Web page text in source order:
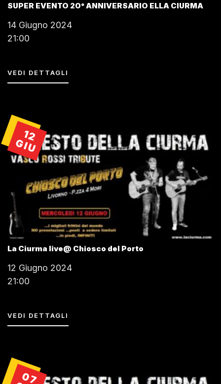
SUPER EVENTO 20° ANNIVERSARIO ELLA CIURMA
14 Giugno 2024
21:00
VEDI DETTAGLI
12
GIU
La Ciurma live@ Chiosco del Porto
12 Giugno 2024
21:00
VEDI DETTAGLI
07